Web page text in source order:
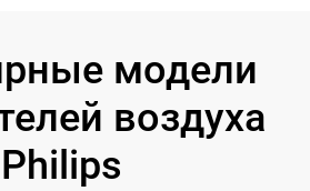
модели
воздуха
Philips